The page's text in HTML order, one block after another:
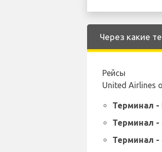
Через какие
Рейсы
United Airlines
Терминал -
Терминал -
Терминал -